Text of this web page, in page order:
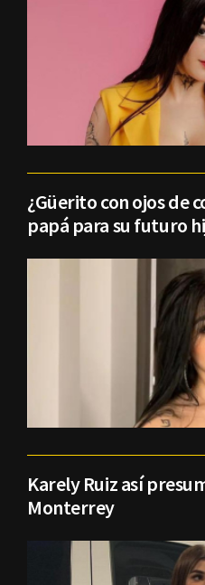
¿Güerito con ojos de
papá para su futuro
Karely Ruiz así
Monterrey